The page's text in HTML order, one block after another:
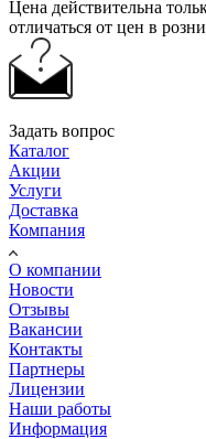
Цена действительна
отличаться от цен в
Задать вопрос
Каталог
Акции
Услуги
Доставка
Компания
О компании
Новости
Отзывы
Вакансии
Контакты
Партнеры
Лицензии
Наши работы
Информация